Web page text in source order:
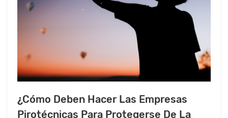
¿Cómo Deben Hacer Las Empresas
Pirotécnicas Para Protegerse De La